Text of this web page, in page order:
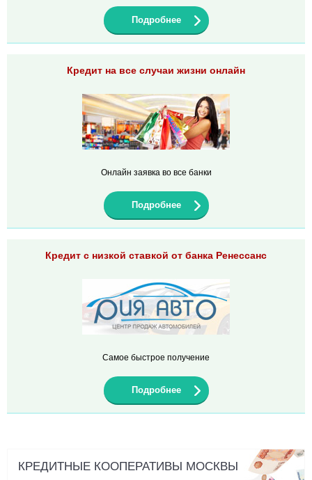
Подробнее
Кредит на все случаи жизни онлайн
Онлайн заявка во все банки
Подробнее
Кредит с низкой ставкой от банка Ренессанс
Самое быстрое получение
Подробнее
КРЕДИТНЫЕ КООПЕРАТИВЫ МОСКВЫ